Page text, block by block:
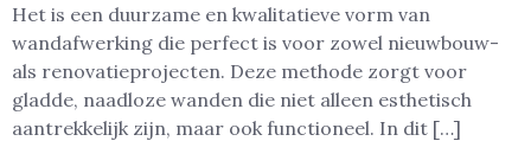
Het is een duurzame en kwalitatieve vorm van
wandafwerking die perfect is voor zowel nieuwbouw-
als renovatieprojecten. Deze methode zorgt voor
gladde, naadloze wanden die niet alleen esthetisch
aantrekkelijk zijn, maar ook functioneel. In dit […]